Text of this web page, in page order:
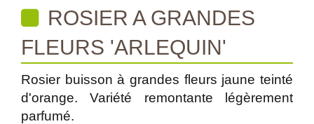
ROSIER A GRANDES
FLEURS 'ARLEQUIN'
Rosier buisson à grandes fleurs jaune teinté
d'orange. Variété remontante légèrement
parfumé.